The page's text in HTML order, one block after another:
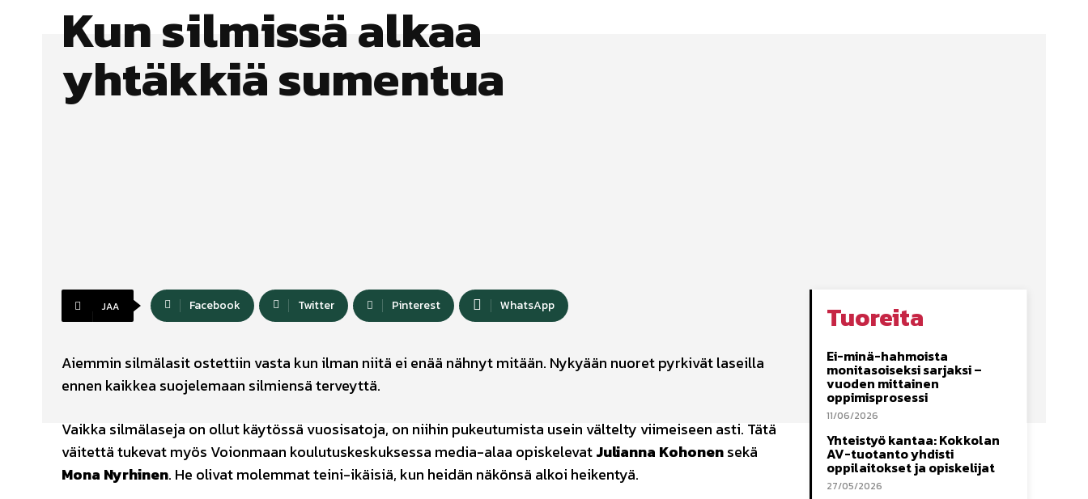
Kun silmissä alkaa
yhtäkkiä sumentua
JAA Facebook Twitter Pinterest WhatsApp
Aiemmin silmälasit ostettiin vasta kun ilman niitä ei enää nähnyt mitään. Nykyään nuoret pyrkivät laseilla
ennen kaikkea suojelemaan silmiensä terveyttä.
Vaikka silmälaseja on ollut käytössä vuosisatoja, on niihin pukeutumista usein vältelty viimeiseen asti. Tätä
väitettä tukevat myös Voionmaan koulutuskeskuksessa media-alaa opiskelevatJulianna Kohonensekä
Mona Nyrhinen. He olivat molemmat teini-ikäisiä, kun heidän näkönsä alkoi heikentyä.
Tuoreita
Ei-minä-hahmoista
monitasoiseksi sarjaksi –
vuoden mittainen
oppimisprosessi
11/06/2026
Yhteistyö kantaa: Kokkolan
AV-tuotanto yhdisti
oppilaitokset ja opiskelijat
27/05/2026